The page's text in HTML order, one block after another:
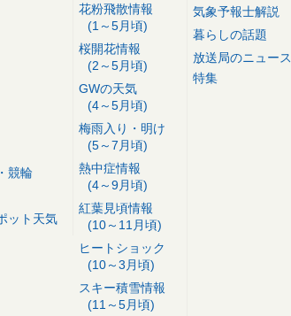
競輪
ット天気
花粉飛散情報
(1～5月頃)
桜開花情報
(2～5月頃)
GWの天気
(4～5月頃)
梅雨入り・明け
(5～7月頃)
熱中症情報
(4～9月頃)
紅葉見頃情報
(10～11月頃)
ヒートショック
(10～3月頃)
スキー積雪情報
(11～5月頃)
気象予報士解説
暮らしの話題
放送局のニュース
特集